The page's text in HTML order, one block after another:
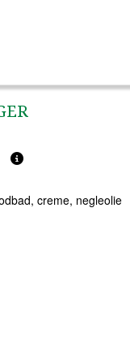
creme, negleolie